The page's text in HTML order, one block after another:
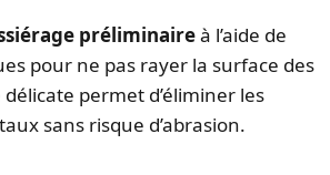
préliminaireà l’aide de
pour ne pas rayer la surface des
permet d’éliminer les
sans risque d’abrasion.